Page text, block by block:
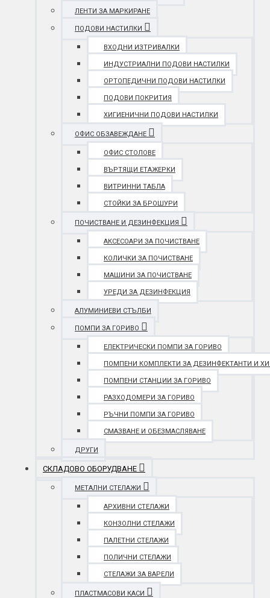
ЛЕНТИ ЗА МАРКИРАНЕ
ПОДОВИ НАСТИЛКИ
ВХОДНИ ИЗТРИВАЛКИ
ИНДУСТРИАЛНИ ПОДОВИ НАСТИЛКИ
ОРТОПЕДИЧНИ ПОДОВИ НАСТИЛКИ
ПОДОВИ ПОКРИТИЯ
ХИГИЕНИЧНИ ПОДОВИ НАСТИЛКИ
ОФИС ОБЗАВЕЖДАНЕ
ОФИС СТОЛОВЕ
ВЪРТЯЩИ ЕТАЖЕРКИ
ВИТРИННИ ТАБЛА
СТОЙКИ ЗА БРОШУРИ
ПОЧИСТВАНЕ И ДЕЗИНФЕКЦИЯ
АКСЕСОАРИ ЗА ПОЧИСТВАНЕ
КОЛИЧКИ ЗА ПОЧИСТВАНЕ
МАШИНИ ЗА ПОЧИСТВАНЕ
УРЕДИ ЗА ДЕЗИНФЕКЦИЯ
АЛУМИНИЕВИ СТЪЛБИ
ПОМПИ ЗА ГОРИВО
ЕЛЕКТРИЧЕСКИ ПОМПИ ЗА ГОРИВО
ПОМПЕНИ КОМПЛЕКТИ ЗА ДЕЗИНФЕКТАНТИ И
ПОМПЕНИ СТАНЦИИ ЗА ГОРИВО
РАЗХОДОМЕРИ ЗА ГОРИВО
РЪЧНИ ПОМПИ ЗА ГОРИВО
СМАЗВАНЕ И ОБЕЗМАСЛЯВАНЕ
ДРУГИ
СКЛАДОВО ОБОРУДВАНЕ
МЕТАЛНИ СТЕЛАЖИ
АРХИВНИ СТЕЛАЖИ
КОНЗОЛНИ СТЕЛАЖИ
ПАЛЕТНИ СТЕЛАЖИ
ПОЛИЧНИ СТЕЛАЖИ
СТЕЛАЖИ ЗА ВАРЕЛИ
ПЛАСТМАСОВИ КАСИ